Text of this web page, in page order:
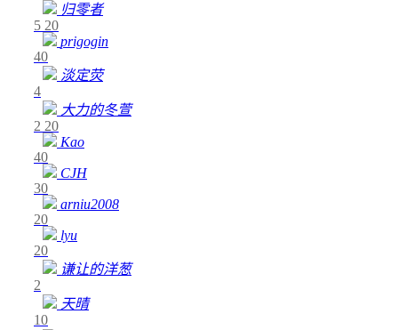
归零者
5 20
prigogin
40
淡定荧
4
大力的冬萱
2 20
Kao
40
CJH
30
arniu2008
20
lyu
20
谦让的洋葱
2
天晴
10